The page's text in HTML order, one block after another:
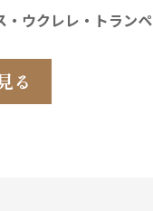
ウクレレ・ トラン
る